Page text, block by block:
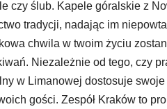
czy ślub. Kapele góralskie z
tradycji, nadając im
chwila w twoim życiu
Niezależnie od tego, czy
w Limanowej dostosuje
gości. Zespół Kraków to